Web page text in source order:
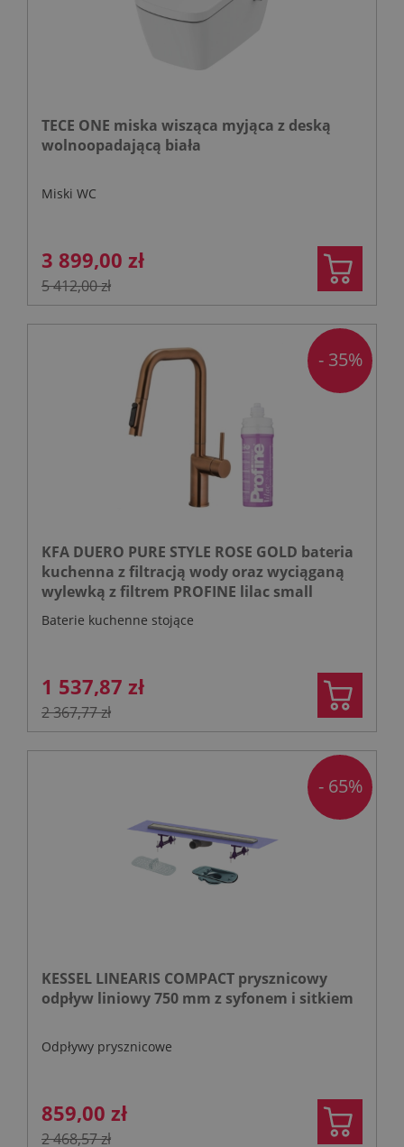
TECE ONE miska wisząca myjąca z deską
wolnoopadającą biała
Miski WC
3 899,00 zł
5 412,00 zł
KFA DUERO PURE STYLE ROSE GOLD bateria
kuchenna z filtracją wody oraz wyciąganą
wylewką z filtrem PROFINE lilac small
Baterie kuchenne stojące
1 537,87 zł
2 367,77 zł
- 35%
KESSEL LINEARIS COMPACT prysznicowy
odpływ liniowy 750 mm z syfonem i sitkiem
Odpływy prysznicowe
859,00 zł
2 468,57 zł
- 65%